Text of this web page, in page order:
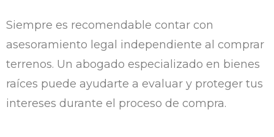
Siempre es recomendable contar con
asesoramiento legal independiente al comprar
terrenos. Un abogado especializado en bienes
raíces puede ayudarte a evaluar y proteger tus
intereses durante el proceso de compra.